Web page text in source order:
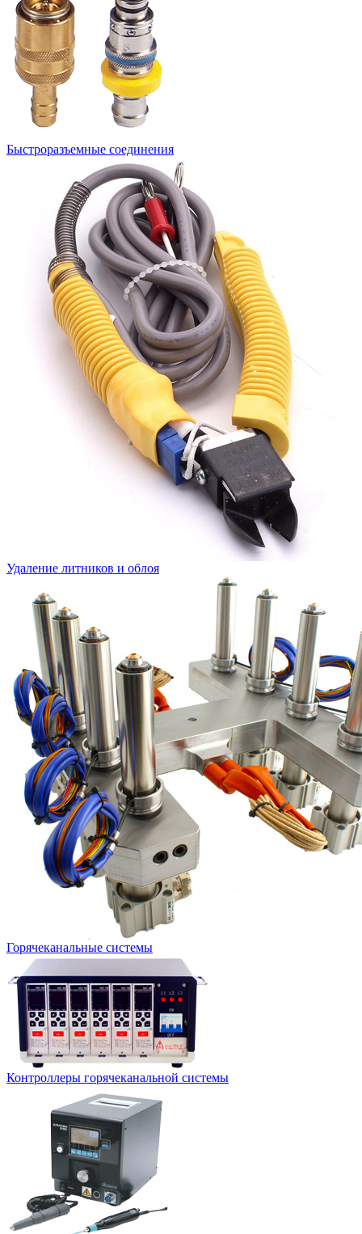
Быстроразъемные соединения
Удаление литников и облоя
Горячеканальные системы
Контроллеры горячеканальной системы